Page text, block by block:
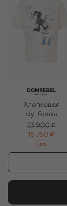
Хлопковая
футболка
23 900 ₽
16 750 ₽
-30%